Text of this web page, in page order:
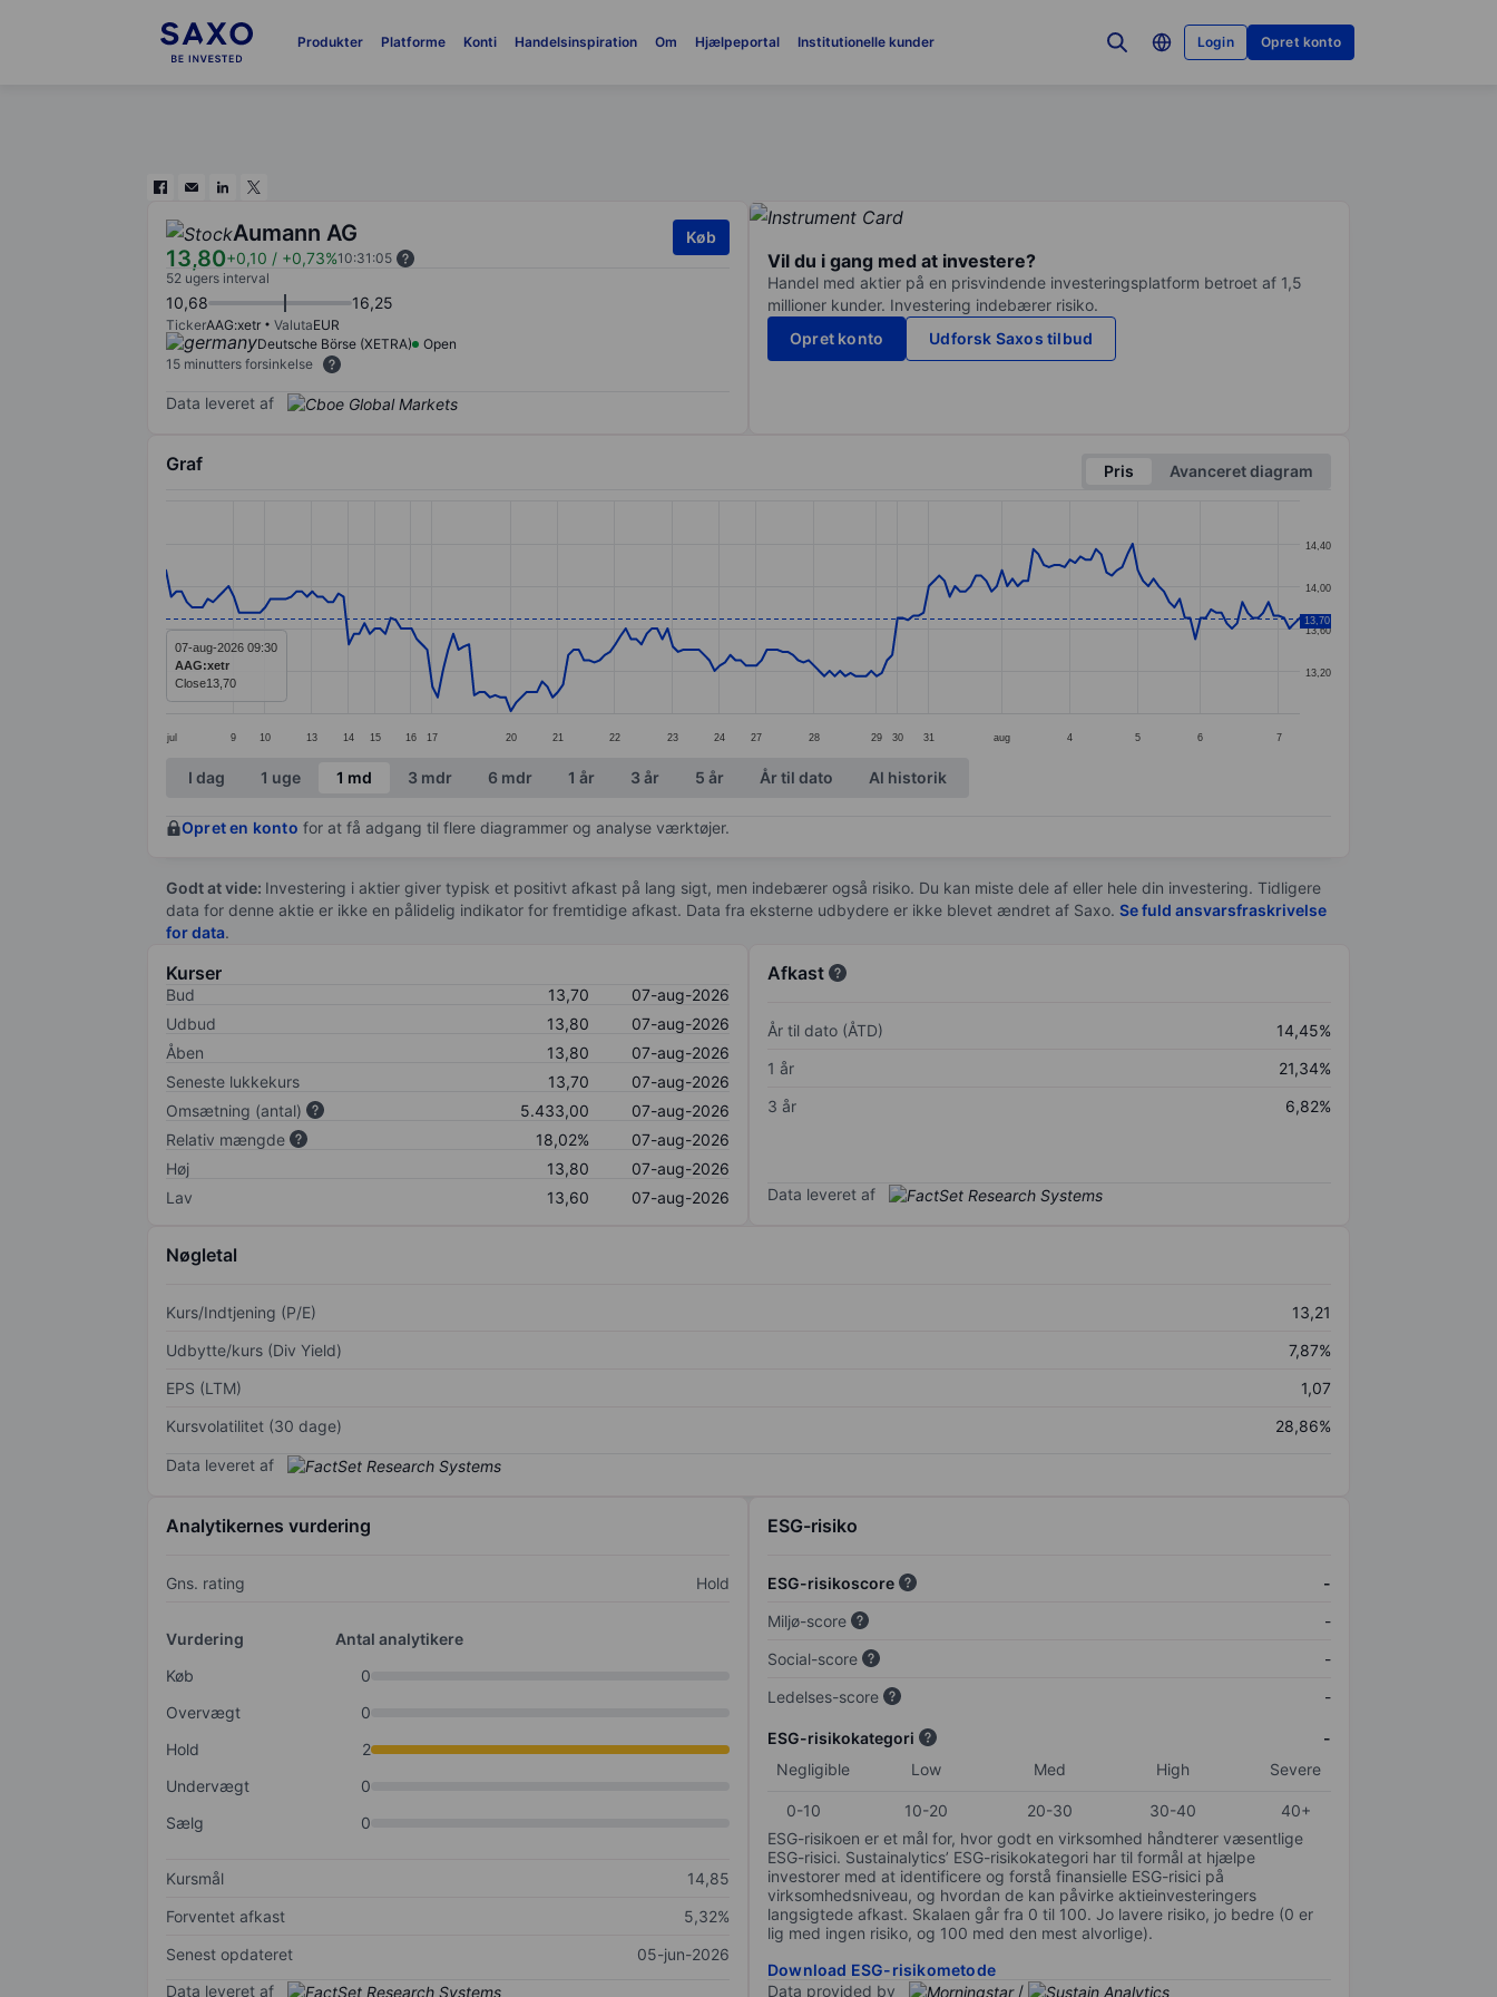
Produkter Platforme Konti Handelsinspiration Om Hjælpeportal Institutionelle kunder Login Opret konto
Aumann AG
13,80+0,10 / +0,73%10:31:05
Køb
52 ugers interval
10,68 16,25
TickerAAG:xetr ValutaEUR
Deutsche Börse (XETRA)
Open
15 minutters forsinkelse
Data leveret af
Vil du i gang med at investere?
Handel med aktier på en prisvindende investeringsplatform betroet af 1,5
millioner kunder. Investering indebærer risiko.
Opret konto
Udforsk Saxos tilbud
Graf Pris
Avanceret diagram
The chart has 1 X axis displaying categories.
The chart has 1 Y axis displaying values. Data ranges from 12.82 to 14.4.
jul 9 10 13 14 15 16 17 20 21 22 23 24 27 28 29 30 31 aug 4 5 6 7
13,20
13,60
14,00
14,40
13,70
07-aug-2026 09:30
AAG:xetr
Close13,70
End of interactive chart.
I dag 1 uge 1 md 3 mdr 6 mdr 1 år 3 år 5 år År til dato Al historik
Opret en konto for at få adgang til flere diagrammer og analyse værktøjer.
Godt at vide: Investering i aktier giver typisk et positivt afkast på lang sigt, men indebærer også risiko. Du kan miste dele af eller hele din investering. Tidligere
data for denne aktie er ikke en pålidelig indikator for fremtidige afkast. Data fra eksterne udbydere er ikke blevet ændret af Saxo. Se fuld ansvarsfraskrivelse
for data.
Kurser
Bud 13,70
07-aug-2026
Udbud
13,80
07-aug-2026
Åben
13,80
07-aug-2026
Seneste lukkekurs
13,70
07-aug-2026
Omsætning (antal)
5.433,00
07-aug-2026
Relativ mængde
18,02%
07-aug-2026
Høj
13,80
07-aug-2026
Lav
13,60 07-aug-2026
Afkast
År til dato (ÅTD)
14,45%
1 år
21,34%
3 år
6,82%
Data leveret af
Nøgletal
Kurs/Indtjening (P/E)
13,21
Udbytte/kurs (Div Yield)
7,87%
EPS (LTM)
1,07
Kursvolatilitet (30 dage)
28,86%
Data leveret af
Analytikernes vurdering
Gns. rating Hold
Vurdering
Antal analytikere
Køb
0
Overvægt
0
Hold
2
Undervægt
0
Sælg
0
Kursmål
14,85
Forventet afkast
5,32%
Senest opdateret
05-jun-2026
Data leveret af
ESG-risiko
ESG-risikoscore
-
Miljø-score
-
Social-score
-
Ledelses-score
-
ESG-risikokategori
-
Negligible
Low Med High Severe
0-10 10-20 20-30 30-40
40+
ESG-risikoen er et mål for, hvor godt en virksomhed håndterer væsentlige
ESG-risici. Sustainalytics’ ESG-risikokategori har til formål at hjælpe
investorer med at identificere og forstå finansielle ESG-risici på
virksomhedsniveau, og hvordan de kan påvirke aktieinvesteringers
langsigtede afkast. Skalaen går fra 0 til 100. Jo lavere risiko, jo bedre (0 er
lig med ingen risiko, og 100 med den mest alvorlige).
Download ESG-risikometode
Data provided by
/